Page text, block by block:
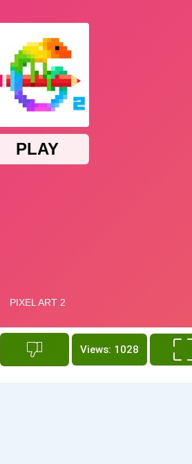
Views: 1028